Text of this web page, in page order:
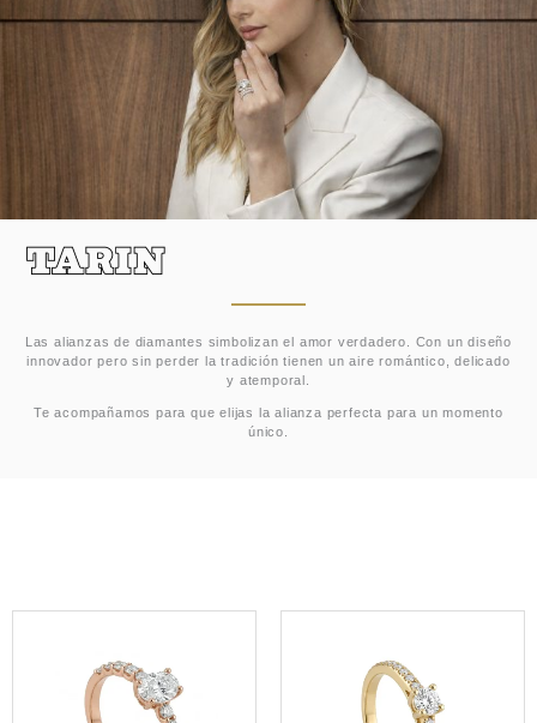
Las alianzas de diamantes simbolizan el amor verdadero. Con un diseño
innovador pero sin perder la tradición tienen un aire romántico, delicado
y atemporal.
Te acompañamos para que elijas la alianza perfecta para un momento
único.